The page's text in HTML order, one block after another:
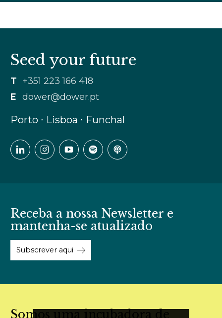
Seed your future
T +351 223 166 418
E
dower@dower.pt
Porto ∙ Lisboa ∙ Funchal
Receba a nossa Newsletter e
mantenha-se atualizado
Subscrever aqui
Somos uma incubadora de